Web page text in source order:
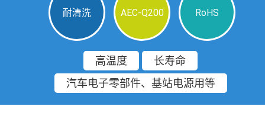
耐清洗 AEC-Q200 RoHS
高温度
长寿命
汽车电子零部件、基站电源用等